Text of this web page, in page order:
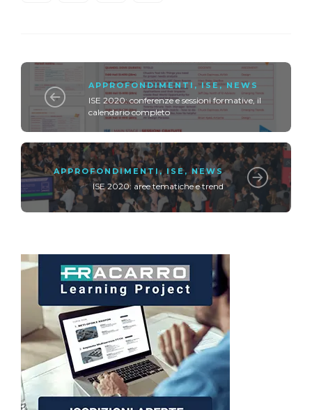
APPROFONDIMENTI ,ISE,NEWS
ISE 2020: conferenze e sessioni formative, il
calendario completo
APPROFONDIMENTI,ISE,NEWS
ISE 2020: aree tematiche e trend